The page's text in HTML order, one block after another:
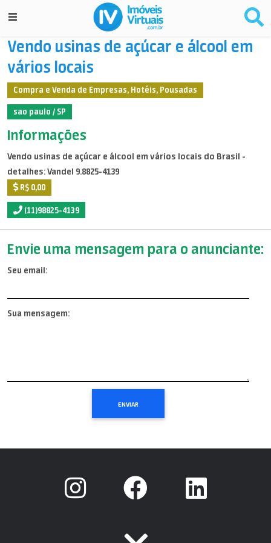
Vendo usinas de açúcar e álcool em
vários locais
Compra e Venda de Empresas, Hotéis, Pousadas
sao paulo / SP
Informações
Vendo usinas de açúcar e álcool em vários locais do Brasil -
detalhes: Vandel 9.8825-4139
R$ 0,00
(11)98825-4139
Envie uma mensagem para o anunciante:
Seu email:
Sua mensagem: